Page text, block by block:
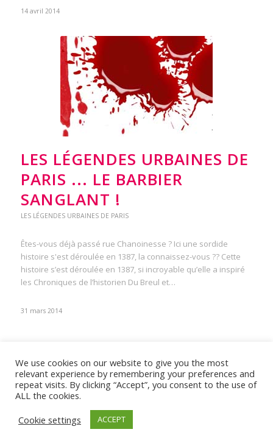
14 avril 2014
LES LÉGENDES URBAINES DE
PARIS ... LE BARBIER
SANGLANT !
LES LÉGENDES URBAINES DE PARIS
Êtes-vous déjà passé rue Chanoinesse ? Ici une sordide
histoire s'est déroulée en 1387, la connaissez-vous ?? Cette
histoire s’est déroulée en 1387, si incroyable qu’elle a inspiré
les Chroniques de l’historien Du Breul et…
31 mars 2014
Copyright © Sortie Paris | Tous droits réservés |
We use cookies on our website to give you the most
relevant experience by remembering your preferences and
repeat visits. By clicking “Accept”, you consent to the use of
ALL the cookies.
Cookie settings
ACCEPT